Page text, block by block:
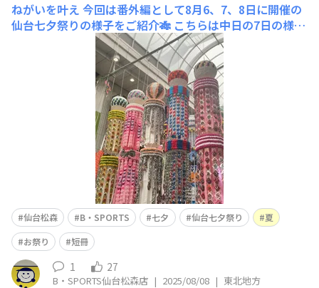
ねがいを叶え 今回は番外編として8月6、7、8日に開催の
仙台七夕祭りの様子をご紹介🎋 こちらは中日の7日の様子
なんですが天気も晴れということで多くの人達が観に来ら
れてました☀️☀️☀️ 色とりどりの飾り付け✨吹き流しも細
かくて綺麗ですね🎋 途中、仙台クリスロード店にもおじ
仙台松森 B・SPORTS 七夕 仙台七夕祭り
夏
お祭り
短冊
1 27
B・SPORTS仙台松森店 | 2025/08/08 | 東北地方